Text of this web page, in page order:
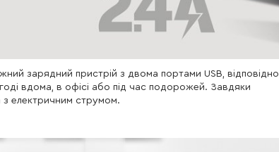
зарядний пристрій з двома портами USB, відповідно
вдома, в офісі або під час подорожей. Завдяки
з електричним струмом.